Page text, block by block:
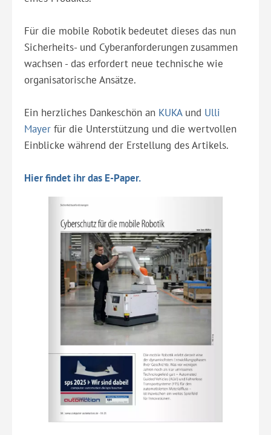
Für die mobile Robotik bedeutet dieses das nun
Sicherheits- und Cyberanforderungen zusammen
wachsen - das erfordert neue technische wie
organisatorische Ansätze.
Ein herzliches Dankeschön an KUKAund Ulli
Mayer für die Unterstützung und die wertvollen
Einblicke während der Erstellung des Artikels.
Hier findet ihr das E-Paper.